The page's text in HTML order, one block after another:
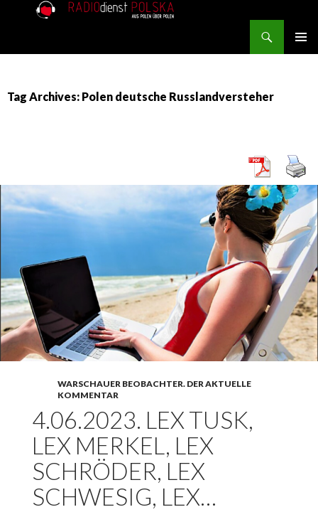
Tag Archives: Polen deutsche Russlandversteher
WARSCHAUER BEOBACHTER. DER AKTUELLE
KOMMENTAR
4.06.2023. LEX TUSK,
LEX MERKEL, LEX
SCHRÖDER, LEX
SCHWESIG, LEX…